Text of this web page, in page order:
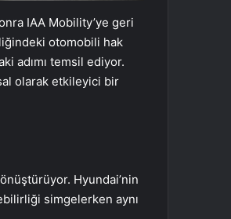
IAA Mobility’ye geri
otomobili hak
adımı temsil ediyor.
olarak etkileyici bir
Hyundai’nin
simgelerken aynı